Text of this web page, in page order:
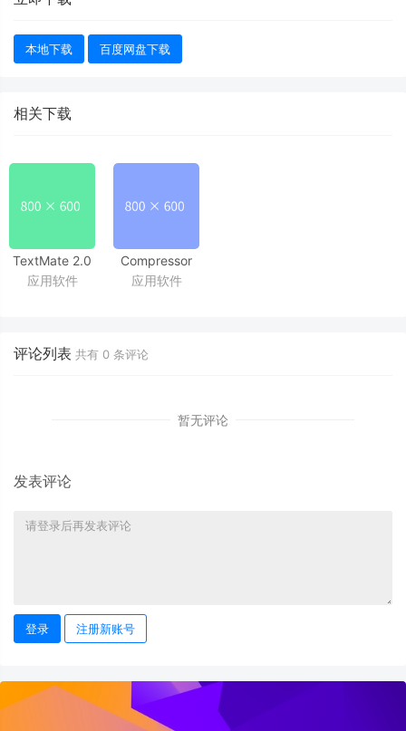
本地下载 百度网盘下载
相关下载
TextMate 2.0
RC 23
应用软件
Compressor
4.4.4
应用软件
评论列表 共有 0 条评论
暂无评论
发表评论
登录 注册新账号